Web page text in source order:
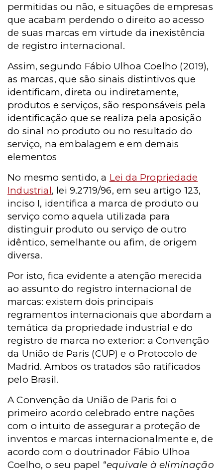
permitidas ou não, e situações de empresas
que acabam perdendo o direito ao acesso
de suas marcas em virtude da inexistência
de registro internacional.
Assim, segundo Fábio Ulhoa Coelho (2019),
as marcas, que são sinais distintivos que
identificam, direta ou indiretamente,
produtos e serviços, são responsáveis pela
identificação que se realiza pela aposição
do sinal no produto ou no resultado do
serviço, na embalagem e em demais
elementos
No mesmo sentido, a Lei da Propriedade
Industrial, lei 9.2719/96, em seu artigo 123,
inciso I, identifica a marca de produto ou
serviço como aquela utilizada para
distinguir produto ou serviço de outro
idêntico, semelhante ou afim, de origem
diversa.
Por isto, fica evidente a atenção merecida
ao assunto do registro internacional de
marcas: existem dois principais
regramentos internacionais que abordam a
temática da propriedade industrial e do
registro de marca no exterior: a Convenção
da União de Paris (CUP) e o Protocolo de
Madrid. Ambos os tratados são ratificados
pelo Brasil.
A Convenção da União de Paris foi o
primeiro acordo celebrado entre nações
com o intuito de assegurar a proteção de
inventos e marcas internacionalmente e, de
acordo com o doutrinador Fábio Ulhoa
Coelho, o seu papel “equivale à eliminação